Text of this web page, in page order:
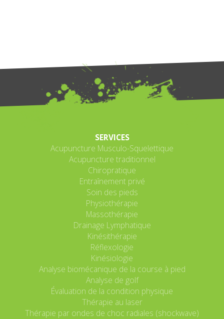
SERVICES
Acupuncture Musculo-Squelettique
Acupuncture traditionnel
Chiropratique
Entraînement privé
Soin des pieds
Physiothérapie
Massothérapie
Drainage Lymphatique
Kinésithérapie
Réflexologie
Kinésiologie
Analyse biomécanique de la course à pied
Analyse de golf
Évaluation de la condition physique
Thérapie au laser
Thérapie par ondes de choc radiales (shockwave)